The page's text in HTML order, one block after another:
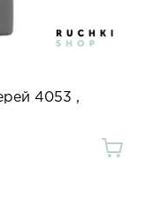
4053 ,